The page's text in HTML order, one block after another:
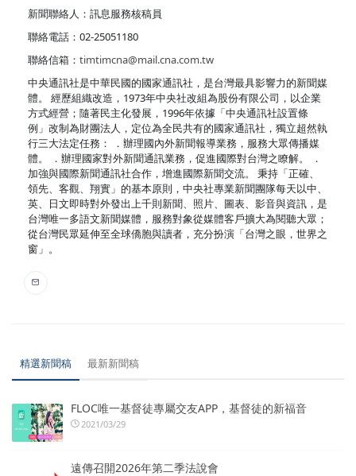
新聞聯絡人：訊息服務核稿員
聯絡電話：02-25051180
聯絡信箱： timtimcna@mail.cna.com.tw
中央通訊社是中華民國的國家通訊社，是台灣最具影響力的新聞媒
體。 經歷組織改造，1973年中央社改組為股份有限公司，以企業
方式經營；隨著民主化發展，1996年依據「中央通訊社設置條
例」改制為財團法人，定位為全民共有的國家通訊社，獨立超然執
行三大法定任務： ．辦理國內外新聞報導業務，服務大眾傳播媒
體。 ．辦理國家對外新聞通訊業務，促進國際對台灣之瞭解。 ．
加強與國際新聞通訊社合作，增進國際新聞交流。 秉持「正確、
領先、客觀、翔實」的基本原則，中央社專業新聞團隊每天以中、
英、日文即時對外發出上千則新聞、照片、圖表、影音與資訊，是
台灣唯一多語文新聞媒體，服務對象從媒體客戶擴大為閱聽大眾；
從台灣民眾延伸至全球僑胞與讀者，充分扮演「台灣之眼，世界之
窗」。
精選新聞稿 最新新聞稿
FLOC唯一基督徒專屬交友APP，基督徒的新福音
2021/03/29
遠傳召開2026年第二季法說會